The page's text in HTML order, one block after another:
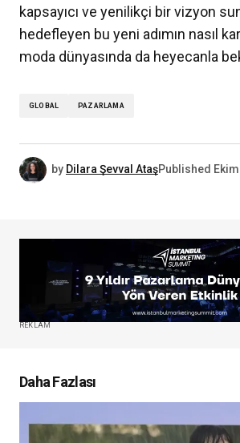
kapsayıcı ve yenilikçi bir vizyon
hedefleyen bu yeni adımın nasıl
moda dünyasında da heyecanla
GLOBAL PAZARLAMA
by Dilara Şevval AtaşPublished
REKLAM
Daha Fazlası